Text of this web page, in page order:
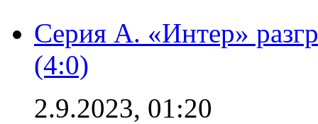
Серия А. «Интер»
(4:0)
2.9.2023, 01:20